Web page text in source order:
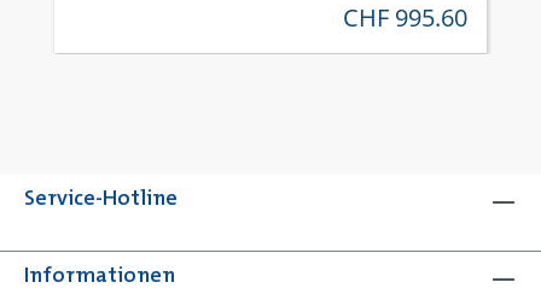
regulärer preis:
CHF 995.60
Service-Hotline
Informationen